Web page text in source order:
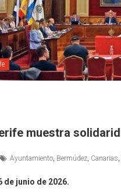
muestra
Ayuntamiento, Bermúdez, Canarias,
de junio de 2026.